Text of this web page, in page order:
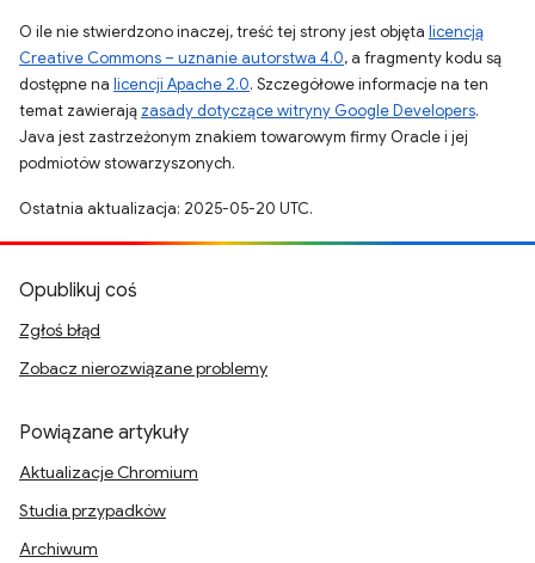
O ile nie stwierdzono inaczej, treść tej strony jest objęta licencją
Creative Commons – uznanie autorstwa 4.0, a fragmenty kodu są
dostępne na licencji Apache 2.0. Szczegółowe informacje na ten
temat zawierają zasady dotyczące witryny Google Developers.
Java jest zastrzeżonym znakiem towarowym firmy Oracle i jej
podmiotów stowarzyszonych.
Ostatnia aktualizacja: 2025-05-20 UTC.
Opublikuj coś
Zgłoś błąd
Zobacz nierozwiązane problemy
Powiązane artykuły
Aktualizacje Chromium
Studia przypadków
Archiwum